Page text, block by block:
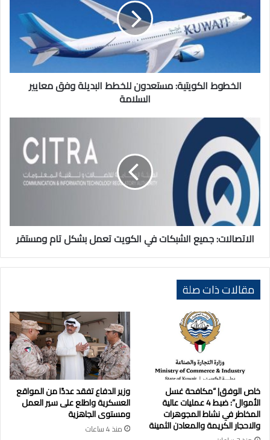
للخطط
البديلة
الخطوط الكويتية: مستعدون للخطط البديلة وفق معايير
السلامة
الاتصالات:
جميع
الشبكات
في
الكويت
تعمل
بشكل
تام
ومستقر
الاتصالات: جميع الشبكات في الكويت تعمل بشكل تام ومستقر
مقالات ذات صلة
خاص الوفق| “مكافحة غسل
الأموال”: ضبط 4 عمليات عالية
المخاطر في نشاط المجوهرات
والاحجار الكريمة والمعادن الثمينة
وزير الدفاع تفقد عددًا من المواقع
العسكرية واطلع على سير العمل
ومستوى الجاهزية
منذ 4 ساعات